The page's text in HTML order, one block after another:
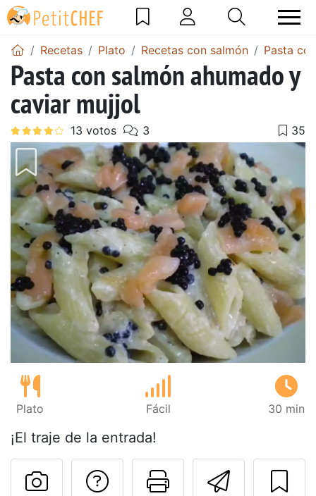
Recetas Plato Recetas con salmón Pasta
Pasta con salmón ahumado y
caviar mujjol
Plato Fácil 30 min
¡El traje de la entrada!
Imprimir
Preguntar al autor